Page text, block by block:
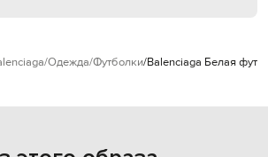
Одежда Футболки Balenciaga Белая